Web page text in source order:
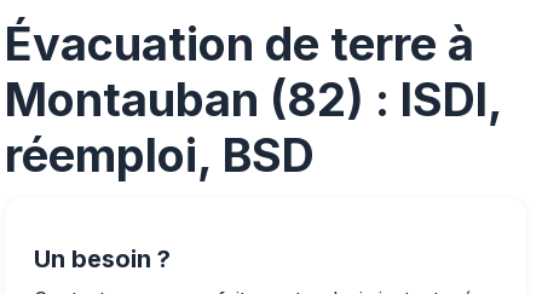
Évacuation de terre à
Montauban (82) : ISDI,
réemploi, BSD
Un besoin ?